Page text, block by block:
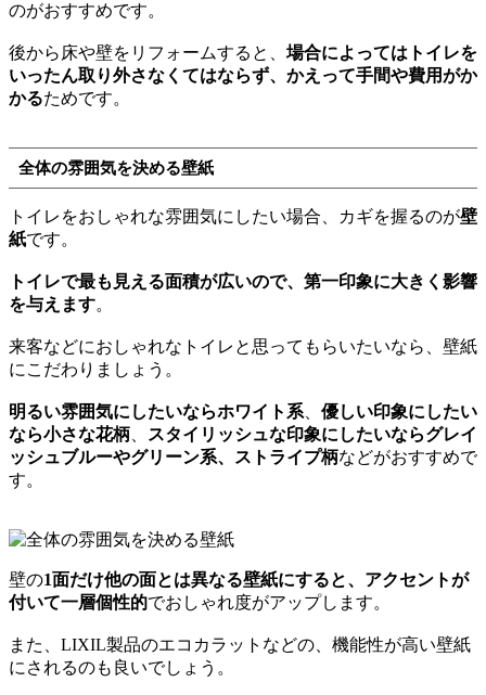
のがおすすめです。
後から床や壁をリフォームすると、 場合によってはトイレを
いったん取り外さなくてはならず、かえって手間や費用がか
かるためです。
全体の雰囲気を決める壁紙
トイレをおしゃれな雰囲気にしたい場合、カギを握るのが壁
紙です。
トイレで最も見える面積が広いので、第一印象に大きく影響
を与えます。
来客などにおしゃれなトイレと思ってもらいたいなら、壁紙
にこだわりましょう。
明るい雰囲気にしたいならホワイト系、 優しい印象にしたい
なら小さな花柄、 スタイリッシュな印象にしたいならグレイ
ッシュブルーやグリーン系、ストライプ柄などがおすすめで
す。
壁の1面だけ他の面とは異なる壁紙にすると、アクセントが
付いて一層個性的でおしゃれ度がアップします。
また、LIXIL製品のエコカラットなどの、機能性が高い壁紙
にされるのも良いでしょう。